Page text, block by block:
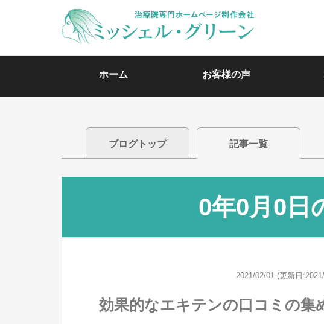
ホーム お客様の声
ブログトップ 記事一覧
0年0月0日
2021/02/01 (更新日
効果的なエキテンの口コミの集